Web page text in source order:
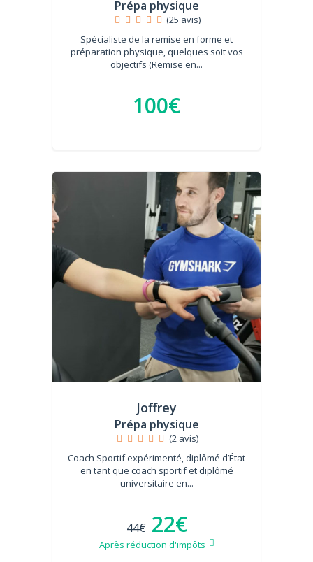
Prépa physique
(25 avis)
Spécialiste de la remise en forme et
préparation physique, quelques soit vos
objectifs (Remise en...
100€
Joffrey
Prépa physique
(2 avis)
Coach Sportif expérimenté, diplômé d’État
en tant que coach sportif et diplômé
universitaire en...
44€ 22€
Après réduction d'impôts